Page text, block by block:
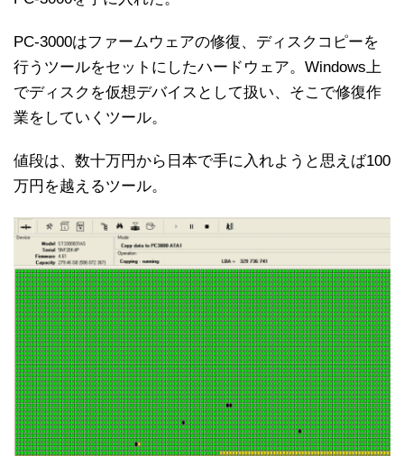
PC-3000はファームウェアの修復、ディスクコピーを
行うツールをセットにしたハードウェア。Windows上
でディスクを仮想デバイスとして扱い、そこで修復作
業をしていくツール。
値段は、数十万円から日本で手に入れようと思えば100
万円を越えるツール。